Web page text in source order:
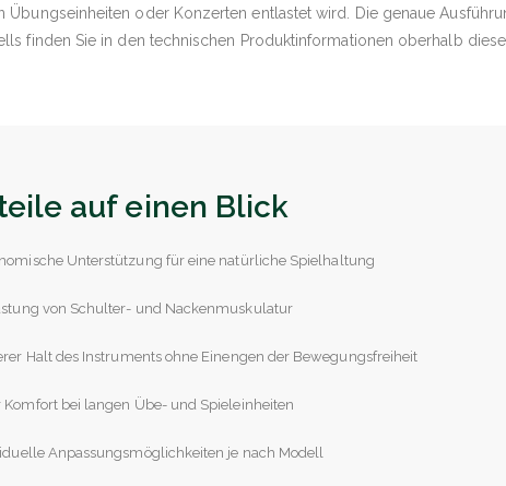
Übungseinheiten oder Konzerten entlastet wird. Die genaue
finden Sie in den technischen Produktinformationen oberhalb
auf einen Blick
Unterstützung für eine natürliche Spielhaltung
von Schulter- und Nackenmuskulatur
Halt des Instruments ohne Einengen der Bewegungsfreiheit
Komfort bei langen Übe- und Spieleinheiten
Anpassungsmöglichkeiten je nach Modell